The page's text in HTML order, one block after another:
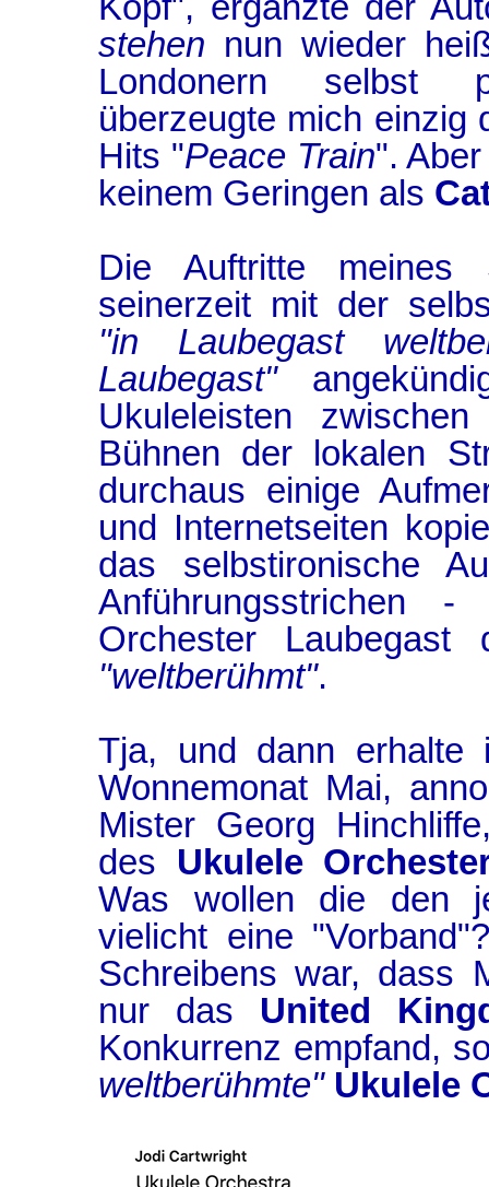
stehen nun wieder
Londonern selbst
überzeugte mich einzig
Hits "Peace Train".
keinem Geringen als
Die Auftritte meines
seinerzeit mit der
"in Laubegast
Laubegast"
Ukuleleisten
Bühnen der lokalen
durchaus einige
und Internetseiten
das selbstironische
Orchester Laubegast
"weltberühmt".
Tja, und dann erhalte
Wonnemonat Mai,
Mister Georg
des Ukulele
Was wollen die den
vielicht eine
Schreibens war, dass
nur das United
Konkurrenz empfand,
weltberühmte" Ukulele